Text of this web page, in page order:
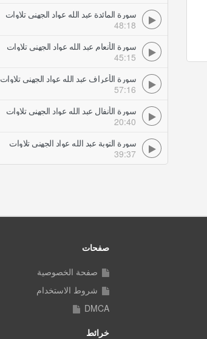
سورة المائدة عبد الله عواد الجهني تلاوات
48:18
سورة الأنعام عبد الله عواد الجهني تلاوات
45:15
سورة الأعراف عبد الله عواد الجهني تلاوات
57:16
سورة الأنفال عبد الله عواد الجهني تلاوات
20:40
سورة التوبة عبد الله عواد الجهني تلاوات
39:37
صفحات
صفحة الخصوصية
شروط الاستخدام
DMCA
خرائط